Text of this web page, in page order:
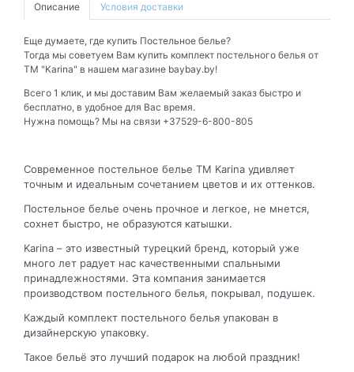
Описание Условия доставки
Еще думаете, где купить Постельное белье?
Тогда мы советуем Вам купить комплект постельного белья от
ТМ "Karina" в нашем магазине baybay.by!
Всего 1 клик, и мы доставим Вам желаемый заказ быстро и
бесплатно, в удобное для Вас время.
Нужна помощь? Мы на связи +37529-6-800-805
Современное постельное белье ТМ Karina удивляет
точным и идеальным сочетанием цветов и их оттенков.
Постельное белье очень прочное и легкое, не мнется,
сохнет быстро, не образуются катышки.
Karina – это известный турецкий бренд, который уже
много лет радует нас качественными спальными
принадлежностями. Эта компания занимается
производством постельного белья, покрывал, подушек.
Каждый комплект постельного белья упакован в
дизайнерскую упаковку.
Такое бельё это лучший подарок на любой праздник!